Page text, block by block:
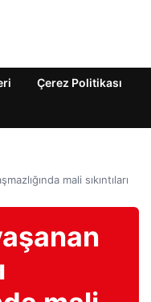
Çerez Politikası
mali sıkıntıları